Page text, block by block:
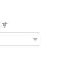
す